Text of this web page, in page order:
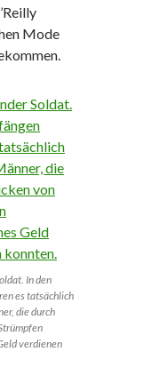
Mode
In den
es tatsächlich
die durch
verdienen